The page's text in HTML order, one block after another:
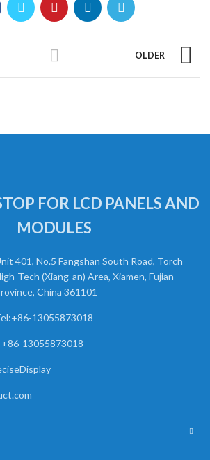
OLDER
FOR LCD PANELS AND
MODULES
401, No.5 Fangshan South Road, Torch
Tech (Xiang-an) Area, Xiamen, Fujian
China 361101
13055873018
13055873018